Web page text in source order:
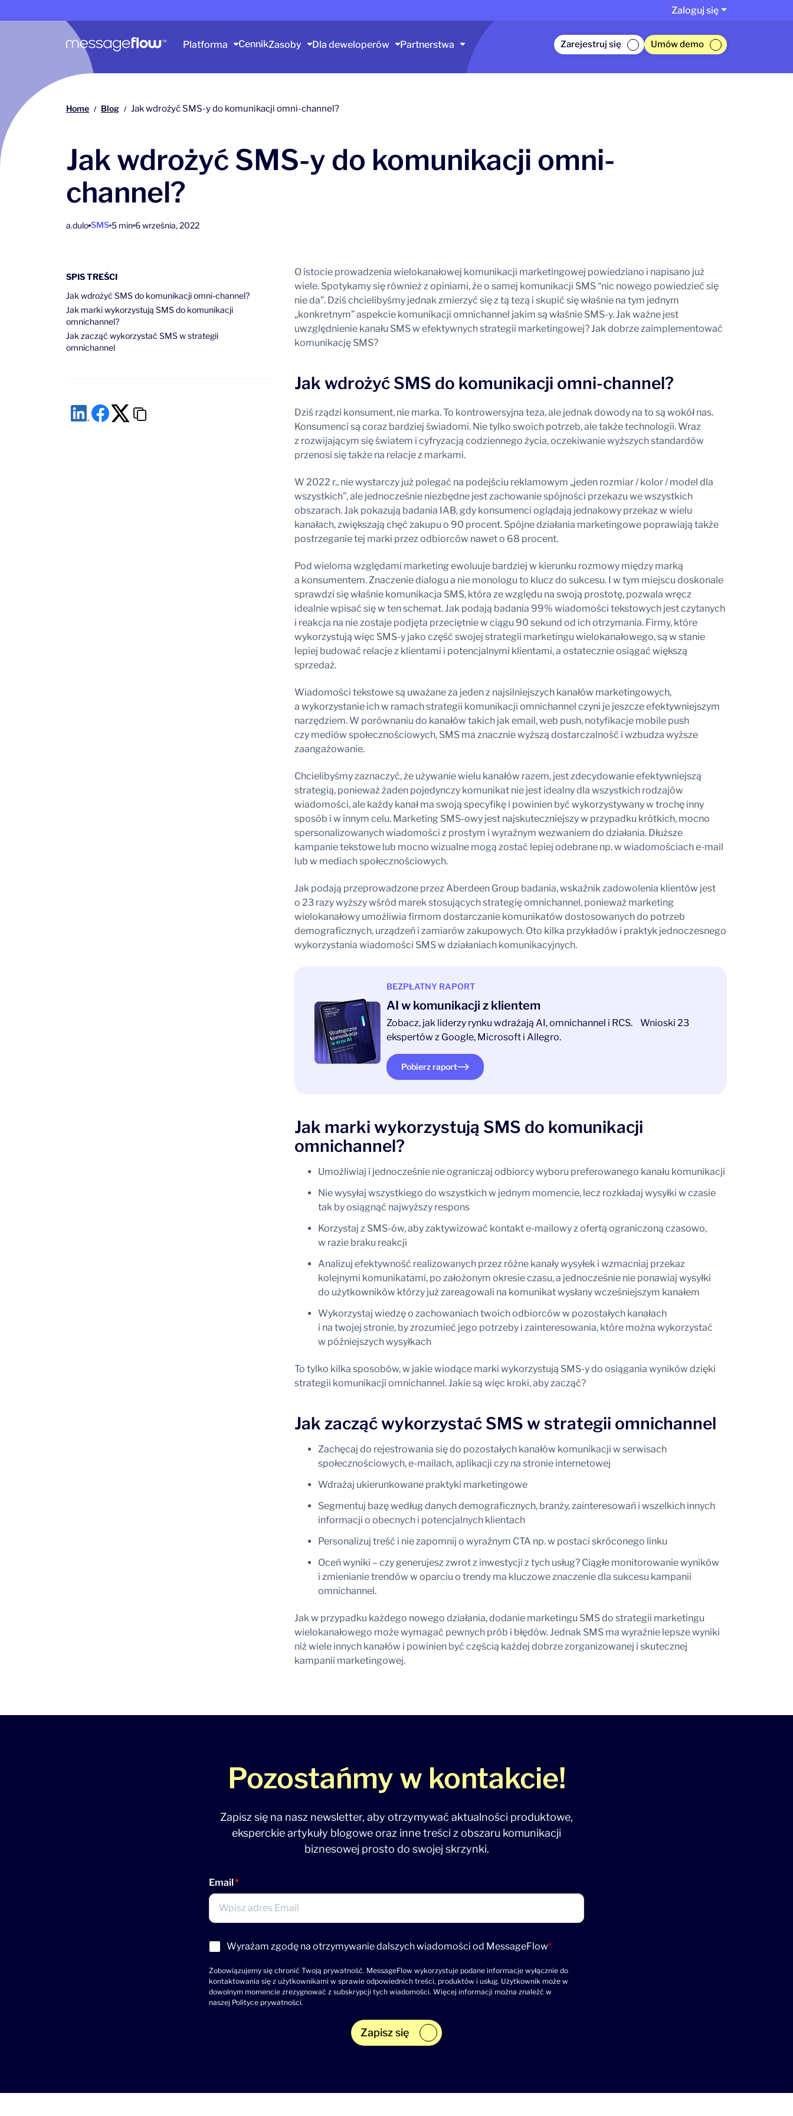
Zaloguj się
Główna nawigacja Platforma CennikZasoby Dla deweloperów Partnerstwa Zarejestruj się Umów demo
Home / Blog / Jak wdrożyć SMS-y do komunikacji omni-channel?
Jak wdrożyć SMS-y do komunikacji omni-
channel?
a.dulo SMS 5 min 6 września, 2022
SPIS TREŚCI
Jak wdrożyć SMS do komunikacji omni-channel?
Jak marki wykorzystują SMS do komunikacji
omnichannel?
Jak zacząć wykorzystać SMS w strategii
omnichannel
O istocie prowadzenia wielokanałowej komunikacji marketingowej powiedziano i napisano już
wiele. Spotykamy się również z opiniami, że o samej komunikacji SMS “nic nowego powiedzieć się
nie da”. Dziś chcielibyśmy jednak zmierzyć się z tą tezą i skupić się właśnie na tym jednym
„konkretnym” aspekcie komunikacji omnichannel jakim są właśnie SMS-y. Jak ważne jest
uwzględnienie kanału SMS w efektywnych strategii marketingowej? Jak dobrze zaimplementować
komunikację SMS?
Jak wdrożyć SMS do komunikacji omni-channel?
Dziś rządzi konsument, nie marka. To kontrowersyjna teza, ale jednak dowody na to są wokół nas.
Konsumenci są coraz bardziej świadomi. Nie tylko swoich potrzeb, ale także technologii. Wraz
z rozwijającym się światem i cyfryzacją codziennego życia, oczekiwanie wyższych standardów
przenosi się także na relacje z markami.
W 2022 r., nie wystarczy już polegać na podejściu reklamowym „jeden rozmiar / kolor / model dla
wszystkich”, ale jednocześnie niezbędne jest zachowanie spójności przekazu we wszystkich
obszarach. Jak pokazują badania IAB, gdy konsumenci oglądają jednakowy przekaz w wielu
kanałach, zwiększają chęć zakupu o 90 procent. Spójne działania marketingowe poprawiają także
postrzeganie tej marki przez odbiorców nawet o 68 procent.
Pod wieloma względami marketing ewoluuje bardziej w kierunku rozmowy między marką
a konsumentem. Znaczenie dialogu a nie monologu to klucz do sukcesu. I w tym miejscu doskonale
sprawdzi się właśnie komunikacja SMS, która ze względu na swoją prostotę, pozwala wręcz
idealnie wpisać się w ten schemat. Jak podają badania 99% wiadomości tekstowych jest czytanych
i reakcja na nie zostaje podjęta przeciętnie w ciągu 90 sekund od ich otrzymania. Firmy, które
wykorzystują więc SMS-y jako część swojej strategii marketingu wielokanałowego, są w stanie
lepiej budować relacje z klientami i potencjalnymi klientami, a ostatecznie osiągać większą
sprzedaż.
Wiadomości tekstowe są uważane za jeden z najsilniejszych kanałów marketingowych,
a wykorzystanie ich w ramach strategii komunikacji omnichannel czyni je jeszcze efektywniejszym
narzędziem. W porównaniu do kanałów takich jak email, web push, notyfikacje mobile push
czy mediów społecznościowych, SMS ma znacznie wyższą dostarczalność i wzbudza wyższe
zaangażowanie.
Chcielibyśmy zaznaczyć, że używanie wielu kanałów razem, jest zdecydowanie efektywniejszą
strategią, ponieważ żaden pojedynczy komunikat nie jest idealny dla wszystkich rodzajów
wiadomości, ale każdy kanał ma swoją specyfikę i powinien być wykorzystywany w trochę inny
sposób i w innym celu. Marketing SMS-owy jest najskuteczniejszy w przypadku krótkich, mocno
spersonalizowanych wiadomości z prostym i wyraźnym wezwaniem do działania. Dłuższe
kampanie tekstowe lub mocno wizualne mogą zostać lepiej odebrane np. w wiadomościach e-mail
lub w mediach społecznościowych.
Jak podają przeprowadzone przez Aberdeen Group badania, wskaźnik zadowolenia klientów jest
o 23 razy wyższy wśród marek stosujących strategię omnichannel, ponieważ marketing
wielokanałowy umożliwia firmom dostarczanie komunikatów dostosowanych do potrzeb
demograficznych, urządzeń i zamiarów zakupowych. Oto kilka przykładów i praktyk jednoczesnego
wykorzystania wiadomości SMS w działaniach komunikacyjnych.
BEZPŁATNY RAPORT
AI w komunikacji z klientem
Zobacz, jak liderzy rynku wdrażają AI, omnichannel i RCS. Wnioski 23
ekspertów z Google, Microsoft i Allegro.
Pobierz raport
Jak marki wykorzystują SMS do komunikacji
omnichannel?
Umożliwiaj i jednocześnie nie ograniczaj odbiorcy wyboru preferowanego kanału komunikacji
Nie wysyłaj wszystkiego do wszystkich w jednym momencie, lecz rozkładaj wysyłki w czasie
tak by osiągnąć najwyższy respons
Korzystaj z SMS-ów, aby zaktywizować kontakt e-mailowy z ofertą ograniczoną czasowo,
w razie braku reakcji
Analizuj efektywność realizowanych przez różne kanały wysyłek i wzmacniaj przekaz
kolejnymi komunikatami, po założonym okresie czasu, a jednocześnie nie ponawiaj wysyłki
do użytkowników którzy już zareagowali na komunikat wysłany wcześniejszym kanałem
Wykorzystaj wiedzę o zachowaniach twoich odbiorców w pozostałych kanałach
i na twojej stronie, by zrozumieć jego potrzeby i zainteresowania, które można wykorzystać
w późniejszych wysyłkach
To tylko kilka sposobów, w jakie wiodące marki wykorzystują SMS-y do osiągania wyników dzięki
strategii komunikacji omnichannel. Jakie są więc kroki, aby zacząć?
Jak zacząć wykorzystać SMS w strategii omnichannel
Zachęcaj do rejestrowania się do pozostałych kanałów komunikacji w serwisach
społecznościowych, e-mailach, aplikacji czy na stronie internetowej
Wdrażaj ukierunkowane praktyki marketingowe
Segmentuj bazę według danych demograficznych, branży, zainteresowań i wszelkich innych
informacji o obecnych i potencjalnych klientach
Personalizuj treść i nie zapomnij o wyraźnym CTA np. w postaci skróconego linku
Oceń wyniki – czy generujesz zwrot z inwestycji z tych usług? Ciągłe monitorowanie wyników
i zmienianie trendów w oparciu o trendy ma kluczowe znaczenie dla sukcesu kampanii
omnichannel.
Jak w przypadku każdego nowego działania, dodanie marketingu SMS do strategii marketingu
wielokanałowego może wymagać pewnych prób i błędów. Jednak SMS ma wyraźnie lepsze wyniki
niż wiele innych kanałów i powinien być częścią każdej dobrze zorganizowanej i skutecznej
kampanii marketingowej.
Pozostańmy w kontakcie!
Zapisz się na nasz newsletter, aby otrzymywać aktualności produktowe,
eksperckie artykuły blogowe oraz inne treści z obszaru komunikacji
biznesowej prosto do swojej skrzynki.
Email
Acceptance
(wymagane)
Wyrażam zgodę na otrzymywanie dalszych wiadomości od MessageFlow*
Zobowiązujemy się chronić Twoją prywatność. MessageFlow wykorzystuje podane informacje wyłącznie do
kontaktowania się z użytkownikami w sprawie odpowiednich treści, produktów i usług. Użytkownik może w
dowolnym momencie zrezygnować z subskrypcji tych wiadomości. Więcej informacji można znaleźć w
naszej Polityce prywatności.
Zapisz się